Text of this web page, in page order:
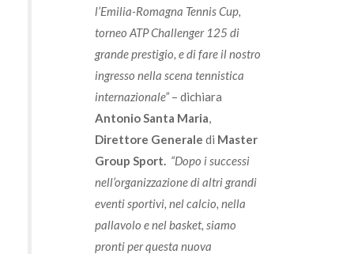
l’Emilia-Romagna Tennis Cup,
torneo ATP Challenger 125 di
grande prestigio, e di fare il nostro
ingresso nella scena tennistica
internazionale”– dichiara
Antonio Santa Maria,
Direttore Generale di Master
Group Sport. “Dopo i successi
nell’organizzazione di altri grandi
eventi sportivi, nel calcio, nella
pallavolo e nel basket, siamo
pronti per questa nuova